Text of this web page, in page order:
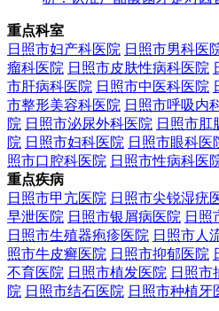
重点科室
日照市妇产科医院 日照市男科医
瘤科医院 日照市皮肤性病科医院
市肝病科医院 日照市中医科医院
市整形美容科医院 日照市呼吸内
院 日照市泌尿外科医院 日照市肛
院 日照市妇科医院 日照市眼科医
照市口腔科医院 日照市性病科医
重点疾病
日照市甲亢医院 日照市尖锐湿疣
早泄医院 日照市银屑病医院 日照
日照市生殖器疱疹医院 日照市人
照市牛皮癣医院 日照市抑郁医院
不育医院 日照市植发医院 日照市
院 日照市结石医院 日照市种植牙